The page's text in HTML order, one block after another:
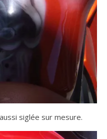
siglée sur mesure.